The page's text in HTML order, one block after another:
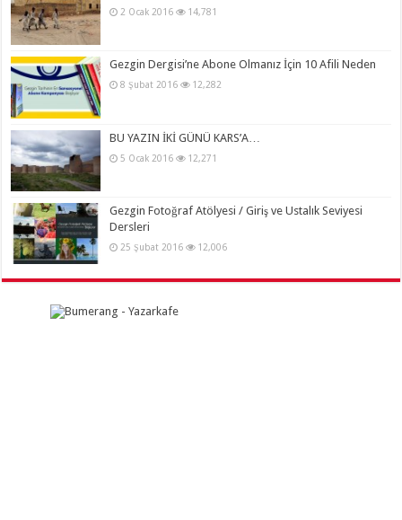
2 Ocak 2016 14,781
Gezgin Dergisi’ne Abone Olmanız İçin 10 Afili Neden
8 Şubat 2016 12,282
BU YAZIN İKİ GÜNÜ KARS’A…
5 Ocak 2016 12,271
Gezgin Fotoğraf Atölyesi / Giriş ve Ustalık Seviyesi
Dersleri
25 Şubat 2016 12,006